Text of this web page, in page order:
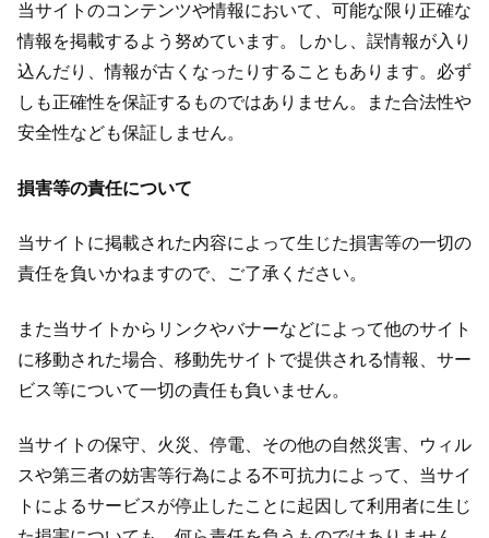
当サイトのコンテンツや情報において、可能な限り正確な
情報を掲載するよう努めています。しかし、誤情報が入り
込んだり、情報が古くなったりすることもあります。必ず
しも正確性を保証するものではありません。また合法性や
安全性なども保証しません。
損害等の責任について
当サイトに掲載された内容によって生じた損害等の一切の
責任を負いかねますので、ご了承ください。
また当サイトからリンクやバナーなどによって他のサイト
に移動された場合、移動先サイトで提供される情報、サー
ビス等について一切の責任も負いません。
当サイトの保守、火災、停電、その他の自然災害、ウィル
スや第三者の妨害等行為による不可抗力によって、当サイ
トによるサービスが停止したことに起因して利用者に生じ